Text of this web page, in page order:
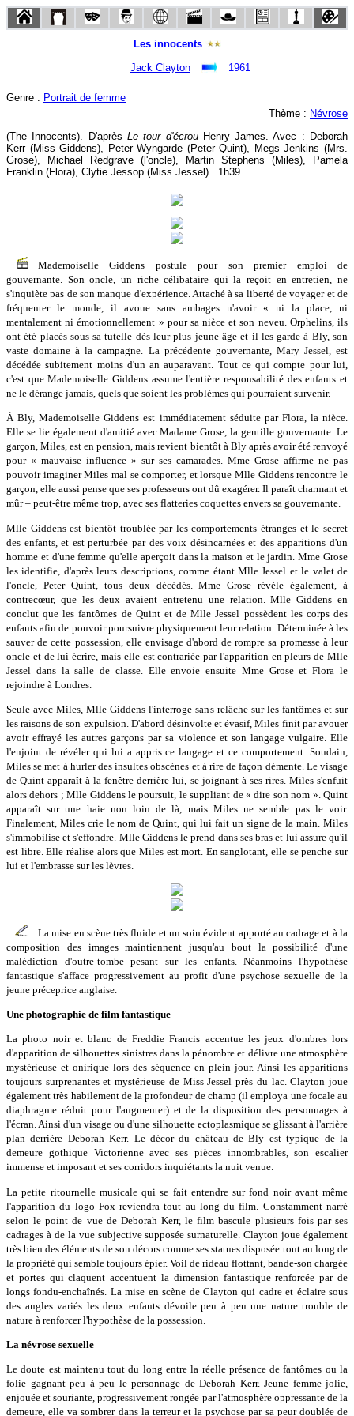
Les innocents
Jack Clayton
1961
Genre : Portrait de femme
Thème : Névrose
(The Innocents). D'après Le tour d'écrouHenry James. Avec : Deborah
Kerr (Miss Giddens), Peter Wyngarde (Peter Quint), Megs Jenkins (Mrs.
Grose), Michael Redgrave (l'oncle), Martin Stephens (Miles), Pamela
Franklin (Flora), Clytie Jessop (Miss Jessel) . 1h39.
Mademoiselle Giddens postule pour son premier emploi de
gouvernante. Son oncle, un riche célibataire qui la reçoit en entretien, ne
s'inquiète pas de son manque d'expérience. Attaché à sa liberté de voyager et de
fréquenter le monde, il avoue sans ambages n'avoir « ni la place, ni
mentalement ni émotionnellement » pour sa nièce et son neveu. Orphelins, ils
ont été placés sous sa tutelle dès leur plus jeune âge et il les garde à Bly, son
vaste domaine à la campagne. La précédente gouvernante, Mary Jessel, est
décédée subitement moins d'un an auparavant. Tout ce qui compte pour lui,
c'est que Mademoiselle Giddens assume l'entière responsabilité des enfants et
ne le dérange jamais, quels que soient les problèmes qui pourraient survenir.
À Bly, Mademoiselle Giddens est immédiatement séduite par Flora, la nièce.
Elle se lie également d'amitié avec Madame Grose, la gentille gouvernante. Le
garçon, Miles, est en pension, mais revient bientôt à Bly après avoir été renvoyé
pour « mauvaise influence » sur ses camarades. Mme Grose affirme ne pas
pouvoir imaginer Miles mal se comporter, et lorsque Mlle Giddens rencontre le
garçon, elle aussi pense que ses professeurs ont dû exagérer. Il paraît charmant et
mûr – peut-être même trop, avec ses flatteries coquettes envers sa gouvernante.
Mlle Giddens est bientôt troublée par les comportements étranges et le secret
des enfants, et est perturbée par des voix désincarnées et des apparitions d'un
homme et d'une femme qu'elle aperçoit dans la maison et le jardin. Mme Grose
les identifie, d'après leurs descriptions, comme étant Mlle Jessel et le valet de
l'oncle, Peter Quint, tous deux décédés. Mme Grose révèle également, à
contrecœur, que les deux avaient entretenu une relation. Mlle Giddens en
conclut que les fantômes de Quint et de Mlle Jessel possèdent les corps des
enfants afin de pouvoir poursuivre physiquement leur relation. Déterminée à les
sauver de cette possession, elle envisage d'abord de rompre sa promesse à leur
oncle et de lui écrire, mais elle est contrariée par l'apparition en pleurs de Mlle
Jessel dans la salle de classe. Elle envoie ensuite Mme Grose et Flora le
rejoindre à Londres.
Seule avec Miles, Mlle Giddens l'interroge sans relâche sur les fantômes et sur
les raisons de son expulsion. D'abord désinvolte et évasif, Miles finit par avouer
avoir effrayé les autres garçons par sa violence et son langage vulgaire. Elle
l'enjoint de révéler qui lui a appris ce langage et ce comportement. Soudain,
Miles se met à hurler des insultes obscènes et à rire de façon démente. Le visage
de Quint apparaît à la fenêtre derrière lui, se joignant à ses rires. Miles s'enfuit
alors dehors ; Mlle Giddens le poursuit, le suppliant de « dire son nom ». Quint
apparaît sur une haie non loin de là, mais Miles ne semble pas le voir.
Finalement, Miles crie le nom de Quint, qui lui fait un signe de la main. Miles
s'immobilise et s'effondre. Mlle Giddens le prend dans ses bras et lui assure qu'il
est libre. Elle réalise alors que Miles est mort. En sanglotant, elle se penche sur
lui et l'embrasse sur les lèvres.
La mise en scène très fluide et un soin évident apporté au cadrage et à la
composition des images maintiennent jusqu'au bout la possibilité d'une
malédiction d'outre-tombe pesant sur les enfants. Néanmoins l'hypothèse
fantastique s'afface progressivement au profit d'une psychose sexuelle de la
jeune préceprice anglaise.
Une photographie de film fantastique
La photo noir et blanc de Freddie Francis accentue les jeux d'ombres lors
d'apparition de silhouettes sinistres dans la pénombre et délivre une atmosphère
mystérieuse et onirique lors des séquence en plein jour. Ainsi les apparitions
toujours surprenantes et mystérieuse de Miss Jessel près du lac. Clayton joue
également très habilement de la profondeur de champ (il employa une focale au
diaphragme réduit pour l'augmenter) et de la disposition des personnages à
l'écran. Ainsi d'un visage ou d'une silhouette ectoplasmique se glissant à l'arrière
plan derrière Deborah Kerr. Le décor du château de Bly est typique de la
demeure gothique Victorienne avec ses pièces innombrables, son escalier
immense et imposant et ses corridors inquiétants la nuit venue.
La petite ritournelle musicale qui se fait entendre sur fond noir avant même
l'apparition du logo Fox reviendra tout au long du film. Constamment narré
selon le point de vue de Deborah Kerr, le film bascule plusieurs fois par ses
cadrages à de la vue subjective supposée surnaturelle. Clayton joue également
très bien des éléments de son décors comme ses statues disposée tout au long de
la propriété qui semble toujours épier. Voil de rideau flottant, bande-son chargée
et portes qui claquent accentuent la dimension fantastique renforcée par de
longs fondu-enchaînés. La mise en scène de Clayton qui cadre et éclaire sous
des angles variés les deux enfants dévoile peu à peu une nature trouble de
nature à renforcer l'hypothèse de la possession.
La névrose sexuelle
Le doute est maintenu tout du long entre la réelle présence de fantômes ou la
folie gagnant peu à peu le personnage de Deborah Kerr. Jeune femme jolie,
enjouée et souriante, progressivement rongée par l'atmosphère oppressante de la
demeure, elle va sombrer dans la terreur et la psychose par sa peur doublée de